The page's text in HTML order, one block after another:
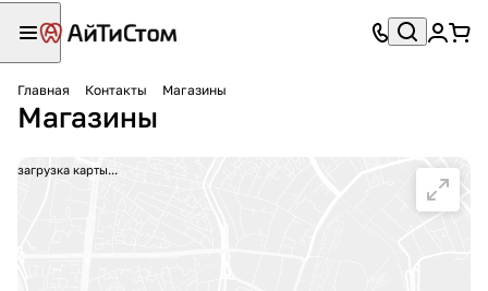
Главная Контакты Магазины
Магазины
загрузка карты...